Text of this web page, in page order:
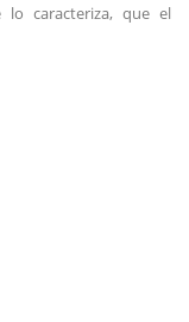
caracteriza, que el